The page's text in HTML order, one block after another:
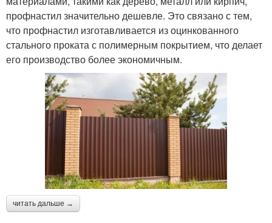
профнастил значительно дешевле. Это связано с тем,
что профнастил изготавливается из оцинкованного
стального проката с полимерным покрытием, что делает
его производство более экономичным.
читать дальше →